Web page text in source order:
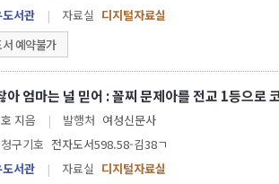
서관 | 자료실 디지털자료실
예약불가
아 엄마는 널 믿어 : 꼴찌 문제아를 전교 1등으로
지음 | 발행처 여성신문사
청구기호 전자도서598.58-김38ㄱ
서관 | 자료실 디지털자료실